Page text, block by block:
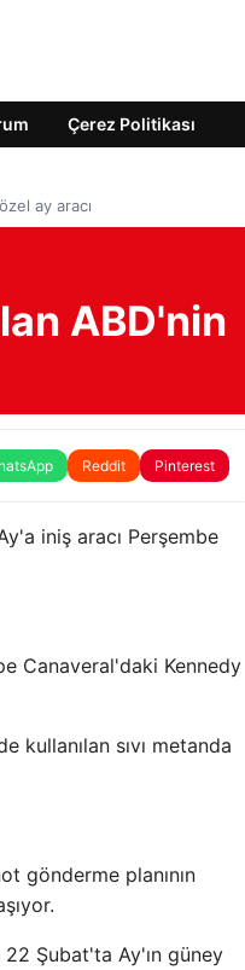
Çerez Politikası
ay aracı
ABD'nin
Reddit Pinterest
iniş aracı Perşembe
Canaveral'daki Kennedy
kullanılan sıvı metanda
gönderme planının
Şubat'ta Ay'ın güney